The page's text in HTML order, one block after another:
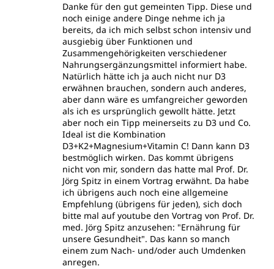
Danke für den gut gemeinten Tipp. Diese und
noch einige andere Dinge nehme ich ja
bereits, da ich mich selbst schon intensiv und
ausgiebig über Funktionen und
Zusammengehörigkeiten verschiedener
Nahrungsergänzungsmittel informiert habe.
Natürlich hätte ich ja auch nicht nur D3
erwähnen brauchen, sondern auch anderes,
aber dann wäre es umfangreicher geworden
als ich es ursprünglich gewollt hätte. Jetzt
aber noch ein Tipp meinerseits zu D3 und Co.
Ideal ist die Kombination
D3+K2+Magnesium+Vitamin C! Dann kann D3
bestmöglich wirken. Das kommt übrigens
nicht von mir, sondern das hatte mal Prof. Dr.
Jörg Spitz in einem Vortrag erwähnt. Da habe
ich übrigens auch noch eine allgemeine
Empfehlung (übrigens für jeden), sich doch
bitte mal auf youtube den Vortrag von Prof. Dr.
med. Jörg Spitz anzusehen: "Ernährung für
unsere Gesundheit". Das kann so manch
einem zum Nach- und/oder auch Umdenken
anregen.